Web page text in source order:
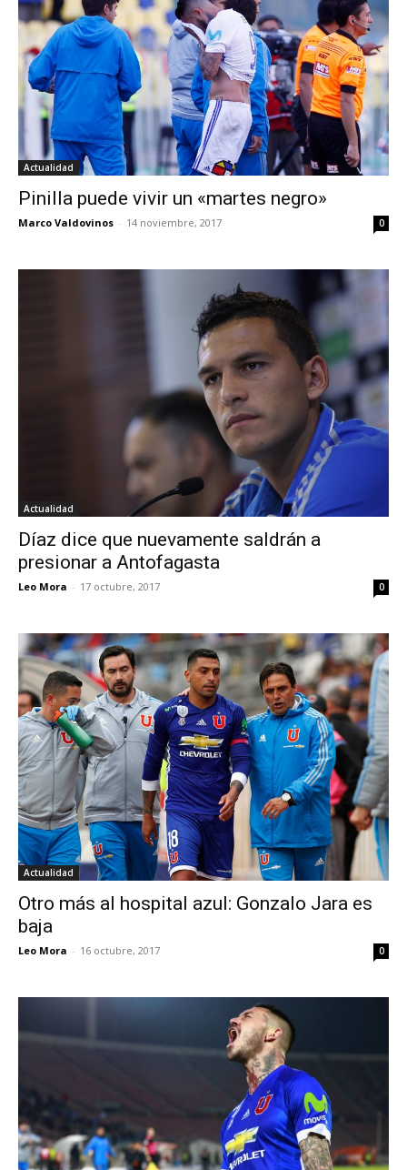
Actualidad
Pinilla puede vivir un «martes negro»
Marco Valdovinos - 14 noviembre, 2017 0
Actualidad
Díaz dice que nuevamente saldrán a
presionar a Antofagasta
Leo Mora - 17 octubre, 2017 0
Actualidad
Otro más al hospital azul: Gonzalo Jara es
baja
Leo Mora - 16 octubre, 2017 0